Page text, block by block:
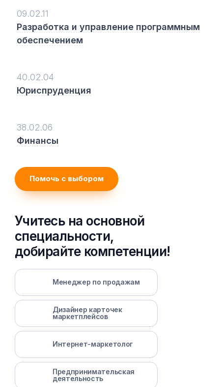
09.02.11
Разработка и управление программным
обеспечением
40.02.04
Юриспруденция
38.02.06
Финансы
Помочь с выбором
Учитесь на основной
специальности,
добирайте компетенции!
Менеджер по продажам
Дизайнер карточек
маркетплейсов
Интернет-маркетолог
Предпринимательская
деятельность